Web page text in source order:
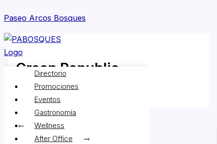
to
content
Paseo Arcos Bosques
Menu
Directorio
Promociones
Eventos
Gastronomía
Wellness
After Office
Green Republic
By Daniela Tapia
PREVIOUS
NEXT